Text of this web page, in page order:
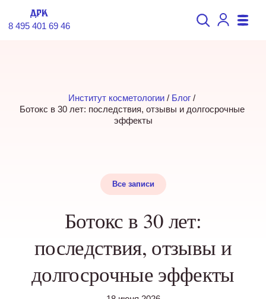
8 495 401 69 46
Институт косметологии / Блог /
Ботокс в 30 лет: последствия, отзывы и долгосрочные
эффекты
Все записи
Ботокс в 30 лет:
последствия, отзывы и
долгосрочные эффекты